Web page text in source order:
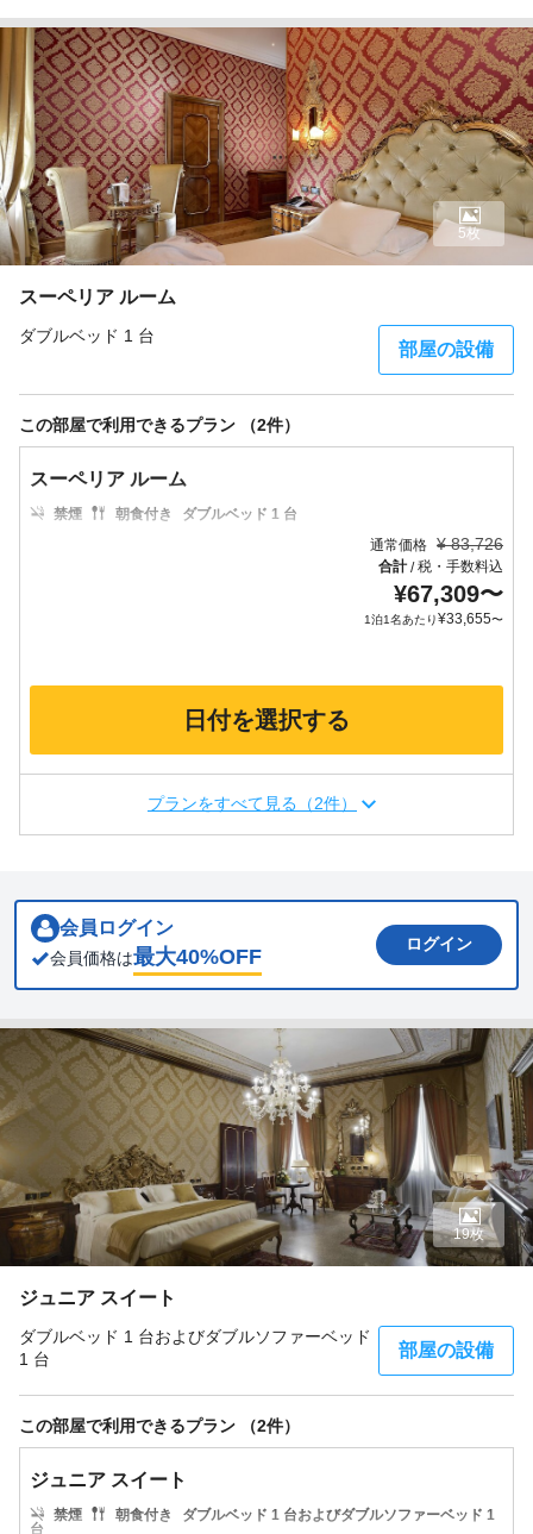
スーペリア ルーム
ダブルベッド 1 台
部屋の設備
5枚
この部屋で利用できるプラン （2件）
スーペリア ルーム
禁煙 朝食付き
ダブルベッド 1 台
通常価格 ¥ 83,726
合計/税・手数料込
¥67,309〜
1泊1名あたり¥33,655〜
日付を選択する
プランをすべて見る（2件）
会員ログイン
会員価格は最大40%OFF
ログイン
ジュニア スイート
ダブルベッド 1 台およびダブルソファーベッド
1 台
部屋の設備
19枚
この部屋で利用できるプラン （2件）
ジュニア スイート
禁煙 朝食付き
ダブルベッド 1 台およびダブルソファーベッド 1
台